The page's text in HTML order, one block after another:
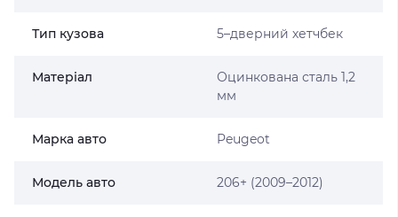
Тип кузова 5–дверний хетчбек
Матеріал
Оцинкована сталь 1,2
мм
Марка авто Peugeot
Модель авто 206+ (2009–2012)